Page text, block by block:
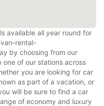
available all year round for
rental-
by choosing from our
of our stations across
you are looking for car
as part of a vacation, or
will be sure to find a car
of economy and luxury